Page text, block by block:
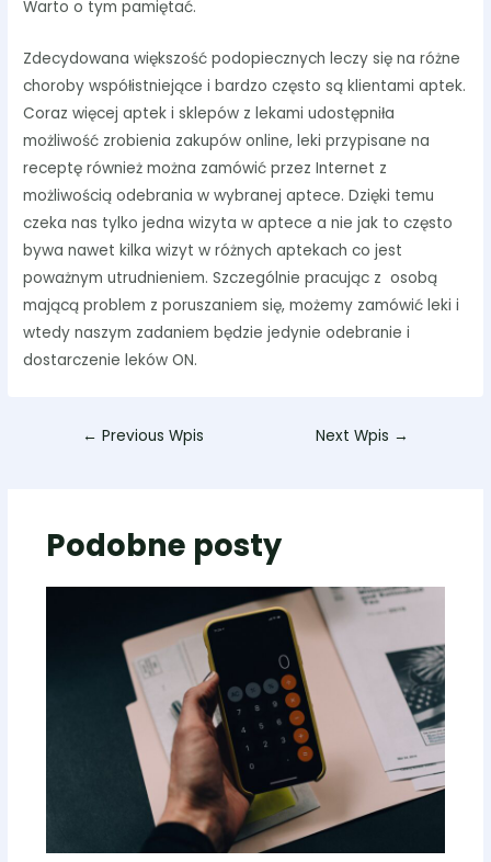
Warto o tym pamiętać.
Zdecydowana większość podopiecznych leczy się na różne
choroby współistniejące i bardzo często są klientami aptek.
Coraz więcej aptek i sklepów z lekami udostępniła
możliwość zrobienia zakupów online, leki przypisane na
receptę również można zamówić przez Internet z
możliwością odebrania w wybranej aptece. Dzięki temu
czeka nas tylko jedna wizyta w aptece a nie jak to często
bywa nawet kilka wizyt w różnych aptekach co jest
poważnym utrudnieniem. Szczególnie pracując z osobą
mającą problem z poruszaniem się, możemy zamówić leki i
wtedy naszym zadaniem będzie jedynie odebranie i
dostarczenie leków ON.
← Previous Wpis Next Wpis →
Podobne posty